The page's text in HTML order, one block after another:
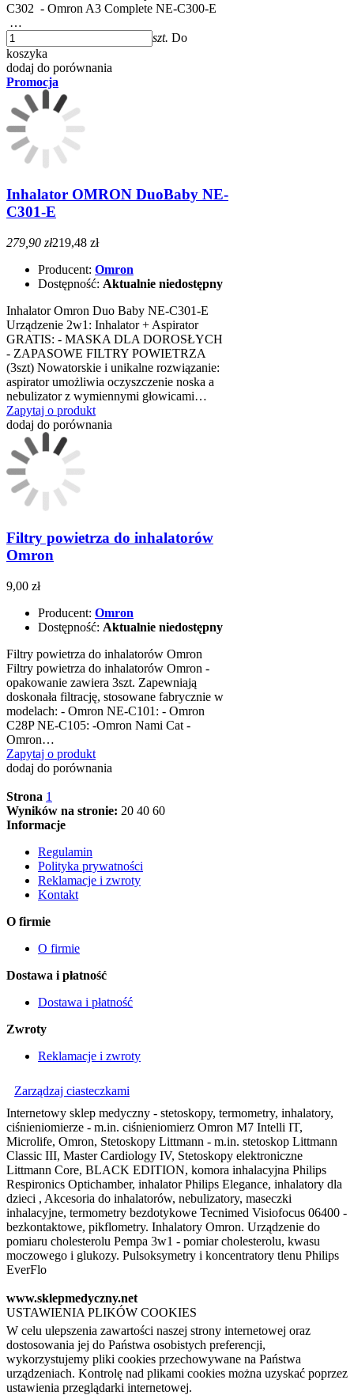
C302 ​ - Omron A3 Complete NE-C300-E ​
…
szt. Do
koszyka
dodaj do porównania
Promocja
Inhalator OMRON DuoBaby NE-
C301-E
279,90 zł219,48 zł
Producent: Omron
Dostępność: Aktualnie niedostępny
Inhalator Omron Duo Baby NE-C301-E
Urządzenie 2w1: Inhalator + Aspirator
GRATIS: - MASKA DLA DOROSŁYCH
- ZAPASOWE FILTRY POWIETRZA
(3szt) Nowatorskie i unikalne rozwiązanie:
aspirator umożliwia oczyszczenie noska a
nebulizator z wymiennymi głowicami…
Zapytaj o produkt
dodaj do porównania
Filtry powietrza do inhalatorów
Omron
9,00 zł
Producent: Omron
Dostępność: Aktualnie niedostępny
Filtry powietrza do inhalatorów Omron
Filtry powietrza do inhalatorów Omron -
opakowanie zawiera 3szt. Zapewniają
doskonała filtrację, stosowane fabrycznie w
modelach: - Omron NE-C101: - Omron
C28P NE-C105: -Omron Nami Cat -
Omron…
Zapytaj o produkt
dodaj do porównania
Strona 1
Wyników na stronie: 20 40 60
Informacje
Regulamin
Polityka prywatności
Reklamacje i zwroty
Kontakt
O firmie
O firmie
Dostawa i płatność
Dostawa i płatność
Zwroty
Reklamacje i zwroty
Zarządzaj ciasteczkami
Internetowy sklep medyczny - stetoskopy, termometry, inhalatory,
ciśnieniomierze - m.in. ciśnieniomierz Omron M7 Intelli IT,
Microlife, Omron, Stetoskopy Littmann - m.in. stetoskop Littmann
Classic III, Master Cardiology IV, Stetoskopy elektroniczne
Littmann Core, BLACK EDITION, komora inhalacyjna Philips
Respironics Optichamber, inhalator Philips Elegance, inhalatory dla
dzieci , Akcesoria do inhalatorów, nebulizatory, maseczki
inhalacyjne, termometry bezdotykowe Tecnimed Visiofocus 06400 -
bezkontaktowe, pikflometry. Inhalatory Omron. Urządzenie do
pomiaru cholesterolu Pempa 3w1 - pomiar cholesterolu, kwasu
moczowego i glukozy. Pulsoksymetry i koncentratory tlenu Philips
EverFlo
www.sklepmedyczny.net
USTAWIENIA PLIKÓW COOKIES
W celu ulepszenia zawartości naszej strony internetowej oraz
dostosowania jej do Państwa osobistych preferencji,
wykorzystujemy pliki cookies przechowywane na Państwa
urządzeniach. Kontrolę nad plikami cookies można uzyskać poprzez
ustawienia przeglądarki internetowej.